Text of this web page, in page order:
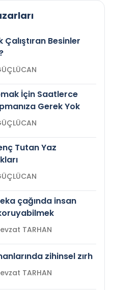
Çalıştıran Besinler
GÜÇLÜCAN
İçin Saatlerce
Gerek Yok
GÜÇLÜCAN
Tutan Yaz
GÜÇLÜCAN
çağında insan
Prof.Dr. Nevzat TARHAN
zihinsel zırh
Prof.Dr. Nevzat TARHAN